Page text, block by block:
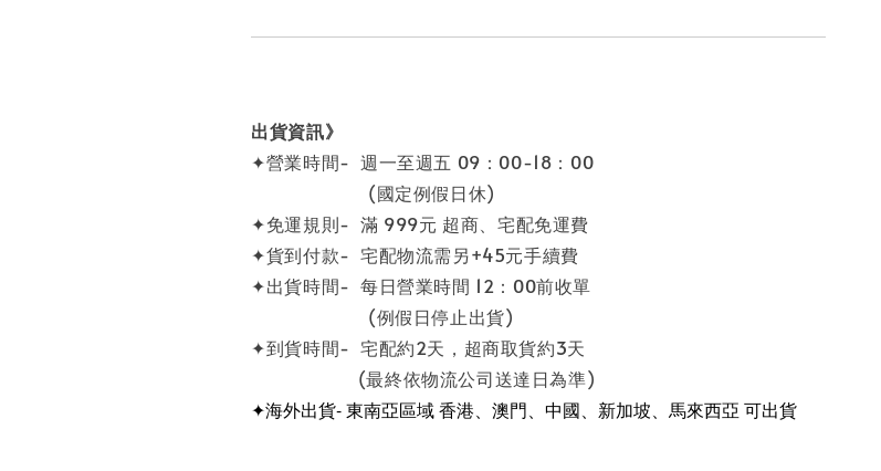
出貨資訊》
✦營業時間- 週一至週五 09：00-18：00
(國定例假日休)
✦免運規則- 滿 999元 超商、宅配免運費
✦貨到付款- 宅配物流需另+45元手續費
✦出貨時間- 每日營業時間 12：00前收單
(例假日停止出貨)
✦到貨時間- 宅配約2天，超商取貨約3天
(最終依物流公司送達日為準)
✦海外出貨- 東南亞區域 香港、澳門、中國、新加坡、馬來西亞 可出貨